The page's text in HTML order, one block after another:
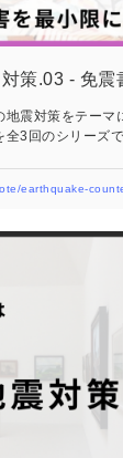
策.03 - 免震
earthquake-
震対策をテーマ
3回のシリーズ
る「免震」で大
被害、大切な資